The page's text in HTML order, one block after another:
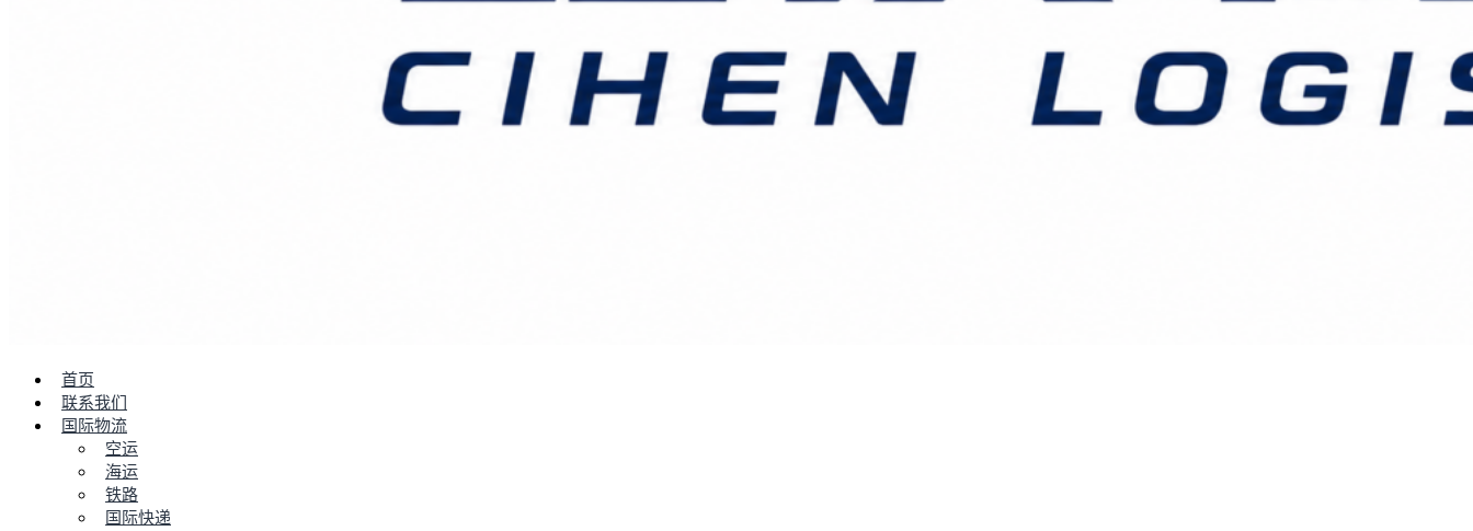
首页
联系我们
国际物流
空运
海运
铁路
国际快递